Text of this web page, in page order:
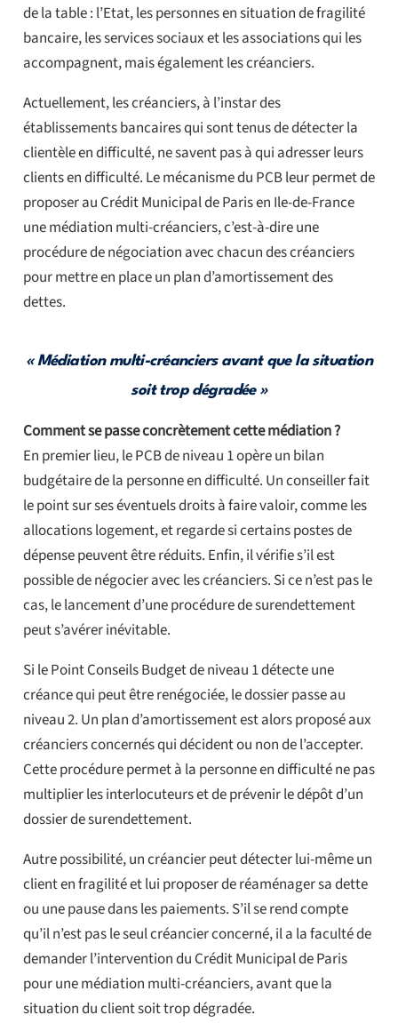
de la table : l’Etat, les personnes en situation de fragilité
bancaire, les services sociaux et les associations qui les
accompagnent, mais également les créanciers.
Actuellement, les créanciers, à l’instar des
établissements bancaires qui sont tenus de détecter la
clientèle en difficulté, ne savent pas à qui adresser leurs
clients en difficulté. Le mécanisme du PCB leur permet de
proposer au Crédit Municipal de Paris en Ile-de-France
une médiation multi-créanciers, c’est-à-dire une
procédure de négociation avec chacun des créanciers
pour mettre en place un plan d’amortissement des
dettes.
« Médiation multi-créanciers avant que la situation
soit trop dégradée »
Comment se passe concrètement cette médiation ?
En premier lieu, le PCB de niveau 1 opère un bilan
budgétaire de la personne en difficulté. Un conseiller fait
le point sur ses éventuels droits à faire valoir, comme les
allocations logement, et regarde si certains postes de
dépense peuvent être réduits. Enfin, il vérifie s’il est
possible de négocier avec les créanciers. Si ce n’est pas le
cas, le lancement d’une procédure de surendettement
peut s’avérer inévitable.
Si le Point Conseils Budget de niveau 1 détecte une
créance qui peut être renégociée, le dossier passe au
niveau 2. Un plan d’amortissement est alors proposé aux
créanciers concernés qui décident ou non de l’accepter.
Cette procédure permet à la personne en difficulté ne pas
multiplier les interlocuteurs et de prévenir le dépôt d’un
dossier de surendettement.
Autre possibilité, un créancier peut détecter lui-même un
client en fragilité et lui proposer de réaménager sa dette
ou une pause dans les paiements. S’il se rend compte
qu’il n’est pas le seul créancier concerné, il a la faculté de
demander l’intervention du Crédit Municipal de Paris
pour une médiation multi-créanciers, avant que la
situation du client soit trop dégradée.